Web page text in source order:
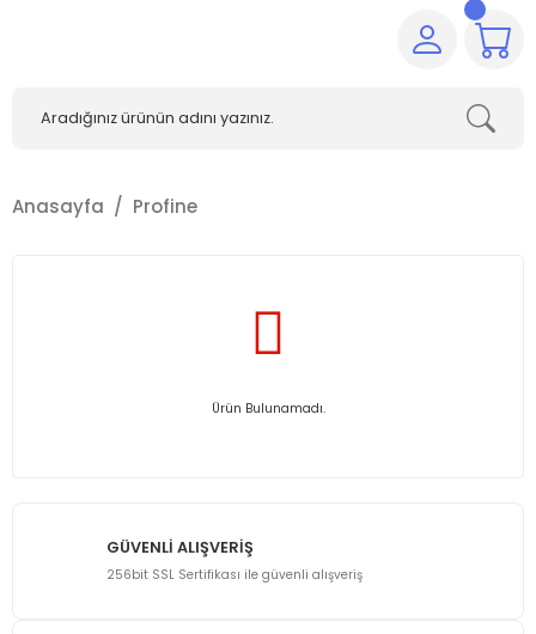
Anasayfa Profine
Ürün Bulunamadı.
GÜVENLİ ALIŞVERİŞ
256bit SSL Sertifikası ile güvenli alışveriş